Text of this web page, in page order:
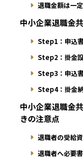
退職金額は一
中小企業退職金
Step1：申込
Step2：掛金
Step3：申込
Step4：掛金
中小企業退職金
きの注意点
退職者の受給
退職者へ必要